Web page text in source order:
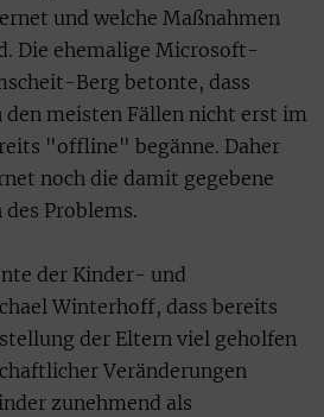
und welche Maßnahmen
Die ehemalige Microsoft-
Berg betonte, dass
meisten Fällen nicht erst im
"offline" begänne. Daher
noch die damit gegebene
Problems.
der Kinder- und
Winterhoff, dass bereits
der Eltern viel geholfen
Veränderungen
zunehmend als